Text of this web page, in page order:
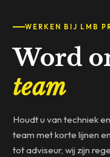
WERKEN BIJ LMB
Word
team
Houdt u van techniek
team met korte lijnen
tot adviseur, wij zijn